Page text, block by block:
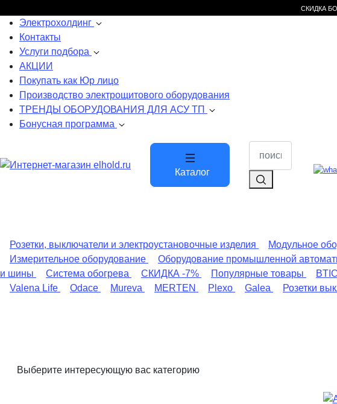
СКИДКА
Электрохолдинг
Контакты
Услуги подбора
АКЦИИ
Покупать как Юр лицо
Производство электрощитового оборудования
ТРЕНДЫ ОБОРУДОВАНИЯ ДЛЯ АСУ ТП
Бонусная программа
Каталог
Розетки, выключатели и электроустановочные изделия Модульное
Измерительное оборудование
Оборудование промышленной
и шины
Система обогрева СКИДКА -7% Популярные товары
Valena Life
Odace Mureva MERTEN Plexo Galea Розетки
Выберите интересующую вас категорию